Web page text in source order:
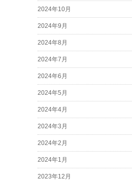
2024年10月
2024年9月
2024年8月
2024年7月
2024年6月
2024年5月
2024年4月
2024年3月
2024年2月
2024年1月
2023年12月